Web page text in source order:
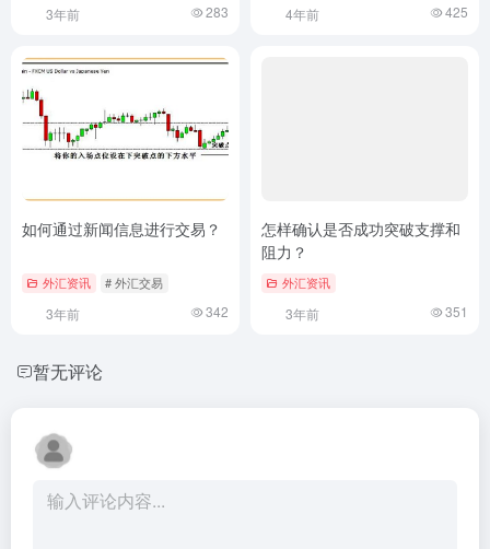
3年前 283 4年前 425
如何通过新闻信息进行交易？
外汇资讯 # 外汇交易
3年前 342
怎样确认是否成功突破支撑和
阻力？
外汇资讯
3年前 351
暂无评论